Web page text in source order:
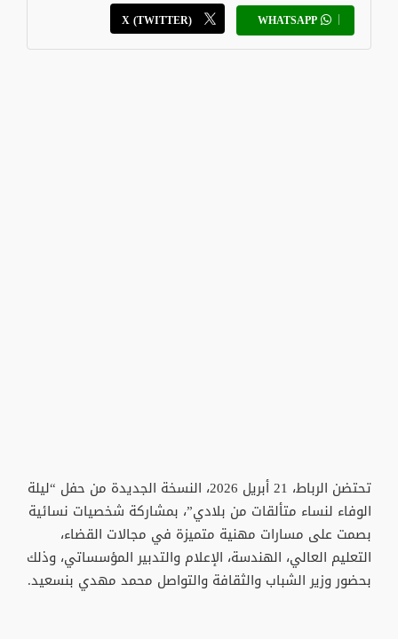
WHATSAPP
X (TWITTER)
تحتضن الرباط، 21 أبريل 2026، النسخة الجديدة من حفل “ليلة
الوفاء لنساء متألقات من بلادي”، بمشاركة شخصيات نسائية
بصمت على مسارات مهنية متميزة في مجالات القضاء،
التعليم العالي، الهندسة، الإعلام والتدبير المؤسساتي، وذلك
بحضور وزير الشباب والثقافة والتواصل محمد مهدي بنسعيد.